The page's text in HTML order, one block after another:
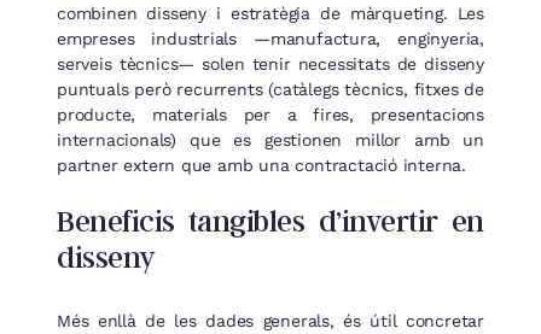
combinen disseny i estratègia de màrqueting. Les
empreses industrials —manufactura, enginyeria,
serveis tècnics— solen tenir necessitats de disseny
puntuals però recurrents (catàlegs tècnics, fitxes de
producte, materials per a fires, presentacions
internacionals) que es gestionen millor amb un
partner extern que amb una contractació interna.
Beneficis tangibles d’invertir en
disseny
Més enllà de les dades generals, és útil concretar